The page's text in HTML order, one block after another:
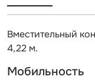
Вместительный
4,22 м.
Мобильность